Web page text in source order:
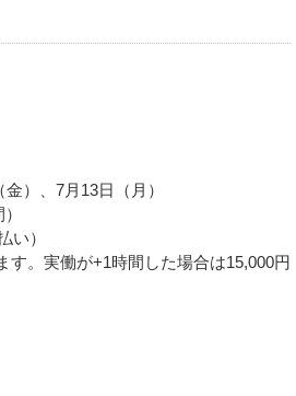
）、7月13日（月）
）
。実働が+1時間した場合は15,000円